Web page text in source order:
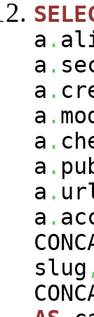
a .
a .
a .
a .
a .
a .
a .
a .
slug